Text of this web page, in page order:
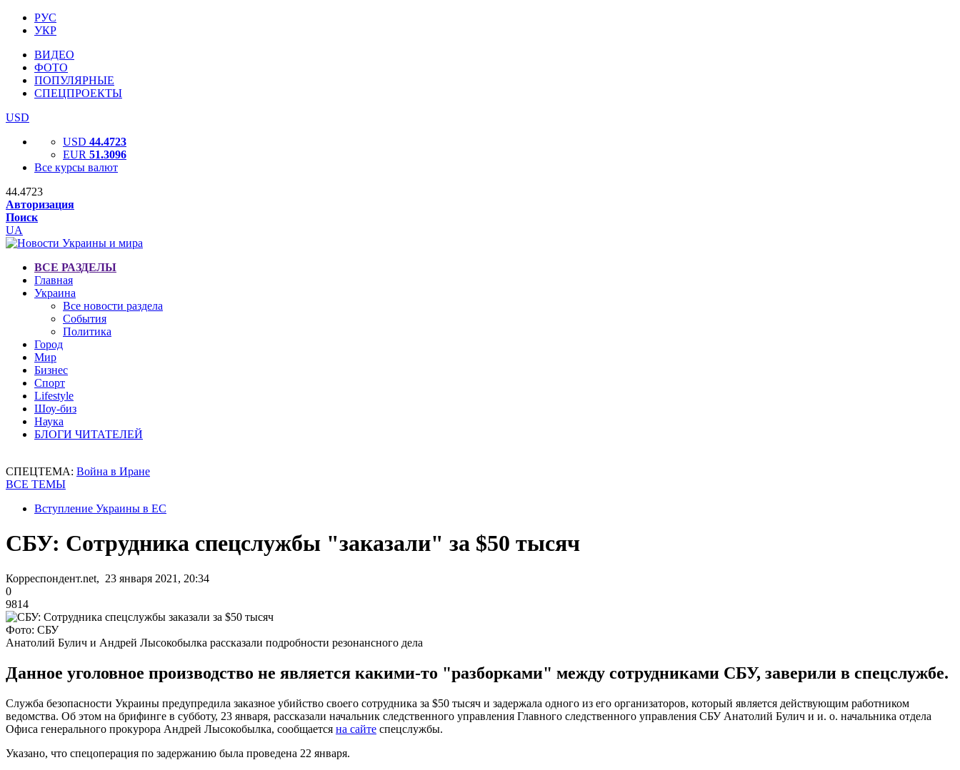
РУС
УКР
ВИДЕО
ФОТО
ПОПУЛЯРНЫЕ
СПЕЦПРОЕКТЫ
USD
USD 44.4723
EUR 51.3096
Все курсы валют
44.4723
Авторизация
Поиск
UA
ВСЕ РАЗДЕЛЫ
Главная
Украина
Все новости раздела
События
Политика
Город
Мир
Бизнес
Спорт
Lifestyle
Шоу-биз
Наука
БЛОГИ ЧИТАТЕЛЕЙ
СПЕЦТЕМА: Война в Иране
ВСЕ ТЕМЫ
Вступление Украины в ЕС
СБУ: Сотрудника спецслужбы "заказали" за $50 тысяч
Корреспондент.net, 23 января 2021, 20:34
0
9814
Фото: СБУ
Анатолий Булич и Андрей Лысокобылка рассказали подробности резонансного дела
Данное уголовное производство не является какими-то "разборками" между сотрудниками СБУ, заверили в спецслужбе.
Служба безопасности Украины предупредила заказное убийство своего сотрудника за $50 тысяч и задержала одного из его организаторов, который является действующим работником
ведомства. Об этом на брифинге в субботу, 23 января, рассказали начальник следственного управления Главного следственного управления СБУ Анатолий Булич и и. о. начальника отдела
Офиса генерального прокурора Андрей Лысокобылка, сообщается на сайте спецслужбы.
Указано, что спецоперация по задержанию была проведена 22 января.